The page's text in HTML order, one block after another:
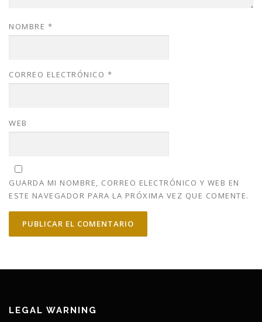
NOMBRE *
CORREO ELECTRÓNICO *
WEB
GUARDA MI NOMBRE, CORREO ELECTRÓNICO Y WEB EN
ESTE NAVEGADOR PARA LA PRÓXIMA VEZ QUE COMENTE.
LEGAL WARNING